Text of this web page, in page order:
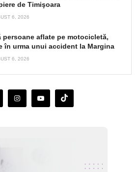
de Timişoara
6, 2026
persoane aflate pe motocicletă,
în urma unui accident la Margina
6, 2026